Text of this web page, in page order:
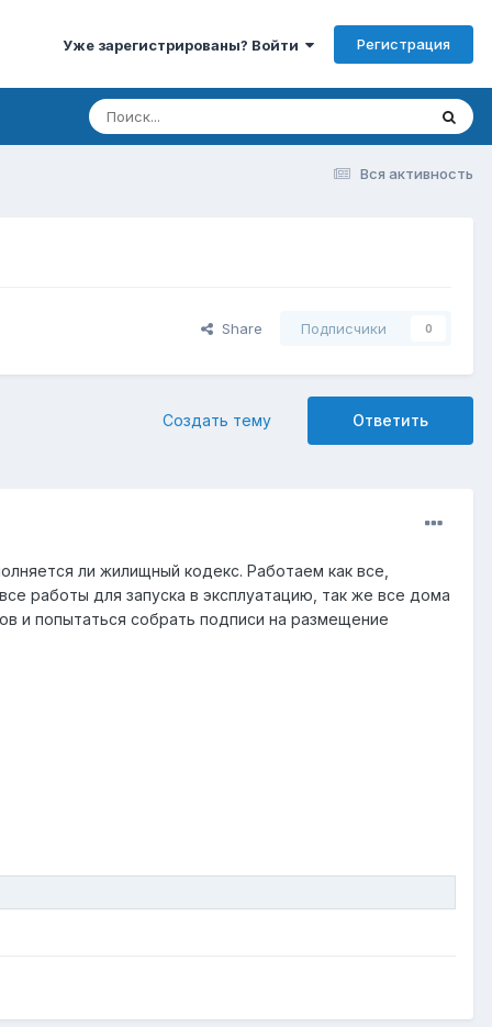
Уже зарегистрированы? Войти Регистрация
Вся активность
Share Подписчики 0
Ответить
Создать тему
ли жилищный кодекс. Работаем как все,
работы для запуска в эксплуатацию, так же все дома
и попытаться собрать подписи на размещение